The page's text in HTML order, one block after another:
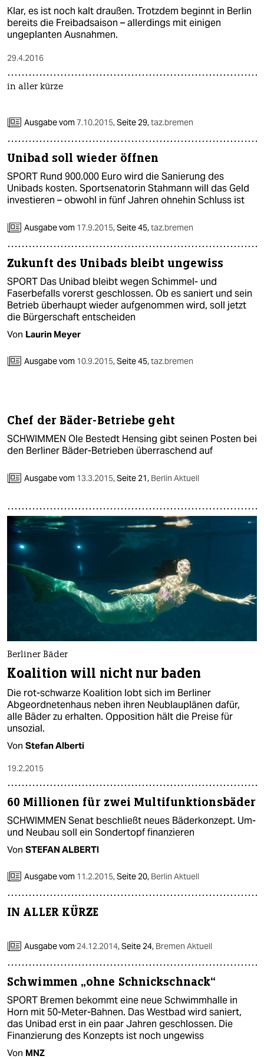
Klar, es ist noch kalt draußen. Trotzdem beginnt in Berlin
bereits die Freibadsaison – allerdings mit einigen
ungeplanten Ausnahmen.
29.4.2016
in aller kürze
Ausgabe vom7.10.2015,Seite 29,taz.bremen
Unibad soll wieder öffnen
SPORT Rund 900.000 Euro wird die Sanierung des
Unibads kosten. Sportsenatorin Stahmann will das Geld
investieren – obwohl in fünf Jahren ohnehin Schluss ist
Ausgabe vom 17.9.2015,Seite 45,taz.bremen
Zukunft des Unibads bleibt ungewiss
SPORT Das Unibad bleibt wegen Schimmel- und
Faserbefalls vorerst geschlossen. Ob es saniert und sein
Betrieb überhaupt wieder aufgenommen wird, soll jetzt
die Bürgerschaft entscheiden
Von Laurin Meyer
Ausgabe vom 10.9.2015,Seite 45,taz.bremen
Chef der Bäder-Betriebe geht
SCHWIMMEN Ole Bestedt Hensing gibt seinen Posten bei
den Berliner Bäder-Betrieben überraschend auf
Ausgabe vom 13.3.2015,Seite 21, Berlin Aktuell
Berliner Bäder
Koalition will nicht nur baden
Die rot-schwarze Koalition lobt sich im Berliner
Abgeordnetenhaus neben ihren Neublauplänen dafür,
alle Bäder zu erhalten. Opposition hält die Preise für
unsozial.
Von Stefan Alberti
19.2.2015
60 Millionen für zwei Multifunktionsbäder
SCHWIMMEN Senat beschließt neues Bäderkonzept. Um-
und Neubau soll ein Sondertopf finanzieren
Von STEFAN ALBERTI
Ausgabe vom 11.2.2015,Seite 20, Berlin Aktuell
IN ALLER KÜRZE
Ausgabe vom 24.12.2014,Seite 24, Bremen Aktuell
Schwimmen „ohne Schnickschnack“
SPORT Bremen bekommt eine neue Schwimmhalle in
Horn mit 50-Meter-Bahnen. Das Westbad wird saniert,
das Unibad erst in ein paar Jahren geschlossen. Die
Finanzierung des Konzepts ist noch ungewiss
Von MNZ